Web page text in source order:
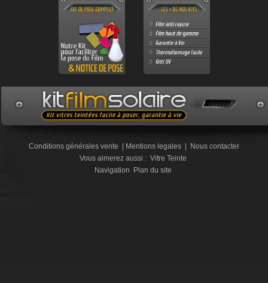
Conditions générales vente | Mentions legales | Nous contacter
Vous aimerez aussi : Vitre Teinte
Navigation Plan du site